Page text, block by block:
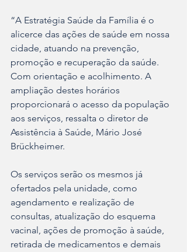
“A Estratégia Saúde da Família é o
alicerce das ações de saúde em nossa
cidade, atuando na prevenção,
promoção e recuperação da saúde.
Com orientação e acolhimento. A
ampliação destes horários
proporcionará o acesso da população
aos serviços, ressalta o diretor de
Assistência à Saúde, Mário José
Brückheimer.
Os serviços serão os mesmos já
ofertados pela unidade, como
agendamento e realização de
consultas, atualização do esquema
vacinal, ações de promoção à saúde,
retirada de medicamentos e demais